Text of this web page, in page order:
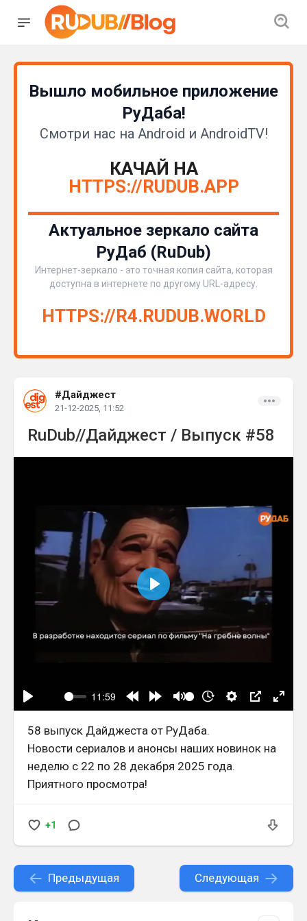
Вышло мобильное приложение
РуДаба!
Смотри нас на Android и AndroidTV!
КАЧАЙ НА
HTTPS://RUDUB.APP
Актуальное зеркало сайта
РуДаб (RuDub)
Интернет-зеркало - это точная копия сайта, которая
доступна в интернете по другому URL-адресу.
HTTPS://R4.RUDUB.WORLD
#Дайджест
21-12-2025, 11:52
RuDub//Дайджест / Выпуск #58
58 выпуск Дайджеста от РуДаба.
Новости сериалов и анонсы наших новинок на
неделю с 22 по 28 декабря 2025 года.
Приятного просмотра!
+1
Предыдущая Следующая